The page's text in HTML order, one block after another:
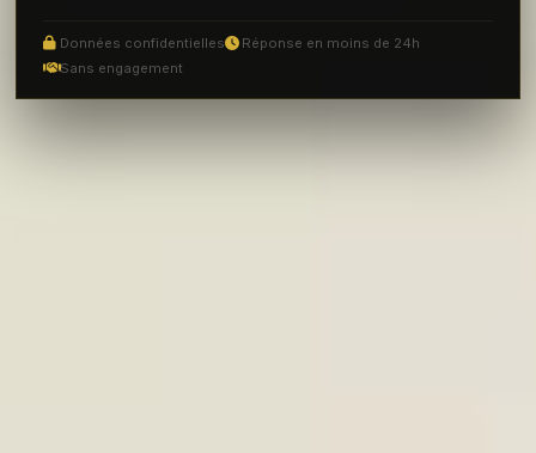
Données confidentielles
Réponse en moins de 24h
Sans engagement